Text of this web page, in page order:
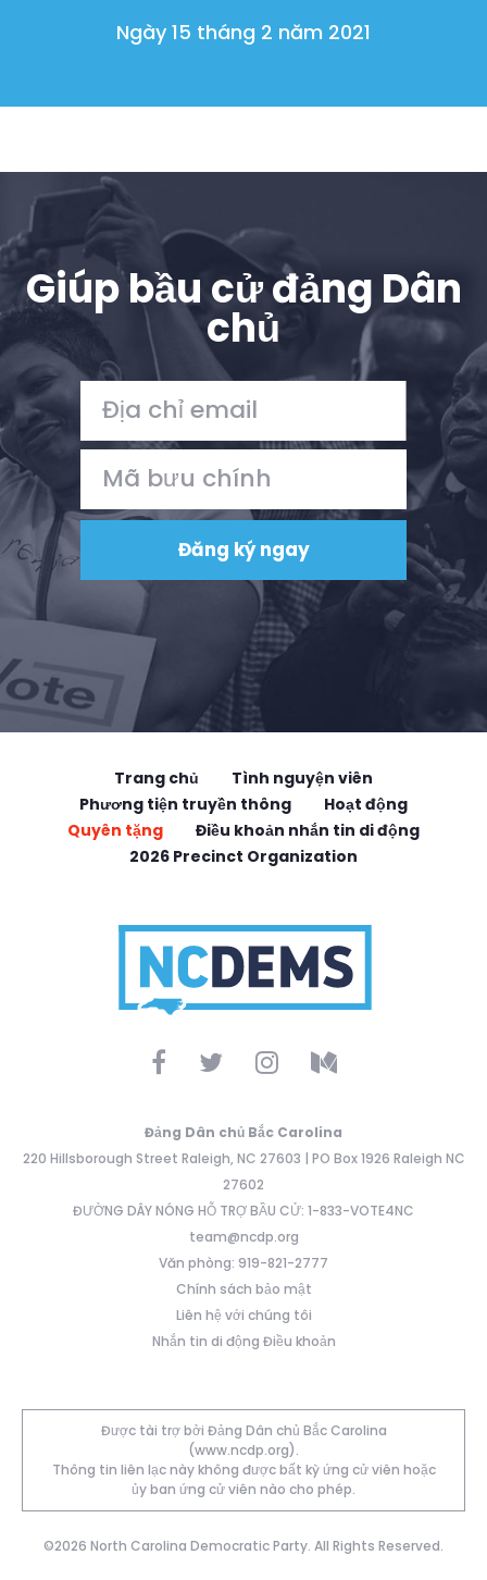
Ngày 15 tháng 2 năm 2021
Giúp bầu cử đảng Dân
chủ
Trang chủ
Tình nguyện viên
Phương tiện truyền thông
Hoạt động
Quyên tặng
Điều khoản nhắn tin di động
2026 Precinct Organization
Đảng Dân chủ Bắc Carolina
220 Hillsborough Street Raleigh, NC 27603 | PO Box 1926 Raleigh NC
27602
ĐƯỜNG DÂY NÓNG HỖ TRỢ BẦU CỬ: 1-833-VOTE4NC
team@ncdp.org
Văn phòng: 919-821-2777
Chính sách bảo mật
Liên hệ với chúng tôi
Nhắn tin di động Điều khoản
Được tài trợ bởi Đảng Dân chủ Bắc Carolina
(www.ncdp.org).
Thông tin liên lạc này không được bất kỳ ứng cử viên hoặc
ủy ban ứng cử viên nào cho phép.
©2026 North Carolina Democratic Party. All Rights Reserved.